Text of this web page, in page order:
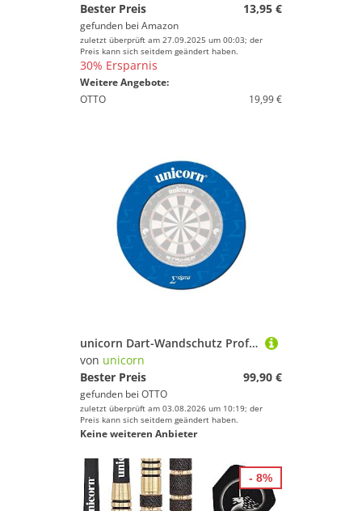
Bester Preis
13,95 €
gefunden bei Amazon
zuletzt überprüft am 27.09.2025 um 00:03; der
Preis kann sich seitdem geändert haben.
30% Ersparnis
Weitere Angebote:
OTTO
19,99 €
unicorn Dart-Wandschutz Professional Dartboard Surround - Sigma Blau
von unicorn
Bester Preis
99,90 €
gefunden bei OTTO
zuletzt überprüft am 03.08.2026 um 10:19; der
Preis kann sich seitdem geändert haben.
Keine weiteren Anbieter
- 8%